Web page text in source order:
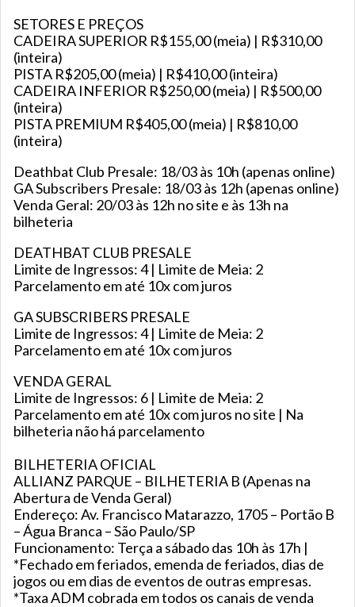
SETORES E PREÇOS
CADEIRA SUPERIOR R$155,00 (meia) | R$310,00
(inteira)
PISTA R$205,00 (meia) | R$410,00 (inteira)
CADEIRA INFERIOR R$250,00 (meia) | R$500,00
(inteira)
PISTA PREMIUM R$405,00 (meia) | R$810,00
(inteira)
Deathbat Club Presale: 18/03 às 10h (apenas online)
GA Subscribers Presale: 18/03 às 12h (apenas online)
Venda Geral: 20/03 às 12h no site e às 13h na
bilheteria
DEATHBAT CLUB PRESALE
Limite de Ingressos: 4 | Limite de Meia: 2
Parcelamento em até 10x com juros
GA SUBSCRIBERS PRESALE
Limite de Ingressos: 4 | Limite de Meia: 2
Parcelamento em até 10x com juros
VENDA GERAL
Limite de Ingressos: 6 | Limite de Meia: 2
Parcelamento em até 10x com juros no site | Na
bilheteria não há parcelamento
BILHETERIA OFICIAL
ALLIANZ PARQUE – BILHETERIA B (Apenas na
Abertura de Venda Geral)
Endereço: Av. Francisco Matarazzo, 1705 – Portão B
– Água Branca – São Paulo/SP
Funcionamento: Terça a sábado das 10h às 17h |
*Fechado em feriados, emenda de feriados, dias de
jogos ou em dias de eventos de outras empresas.
*Taxa ADM cobrada em todos os canais de venda